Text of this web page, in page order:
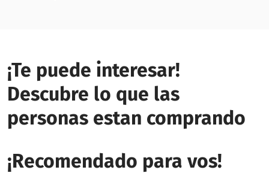
¡Te puede interesar!
Descubre lo que las
personas estan comprando
¡Recomendado para vos!